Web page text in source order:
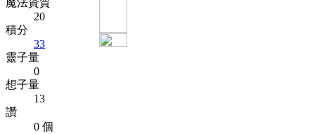
20
積分
33
靈子量
0
想子量
13
讚
0 個